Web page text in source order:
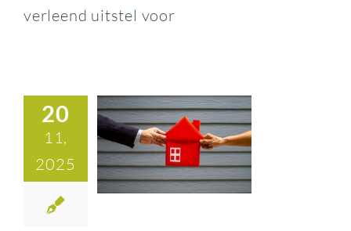
verleend uitstel voor
20
11,
2025